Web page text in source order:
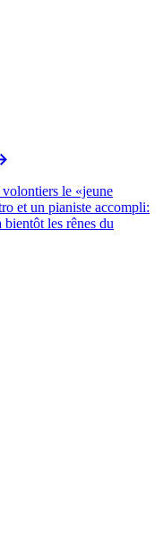
le «jeune
et un pianiste accompli:
les rênes du